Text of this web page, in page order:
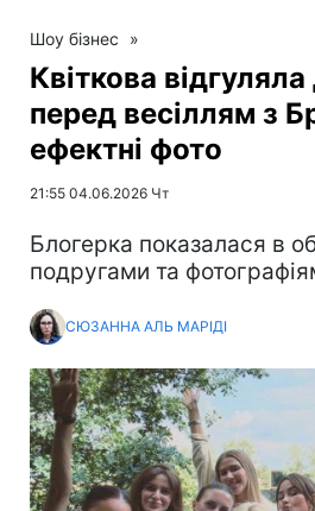
Шоу бізнес »
Квіткова
перед весіллям з
ефектні фото
21:55 04.06.2026 Чт
Блогерка показалася в
подругами та
СЮЗАННА АЛЬ МАРІДІ